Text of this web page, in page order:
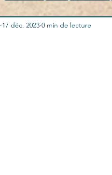
17 déc. 2023 0 min de lecture